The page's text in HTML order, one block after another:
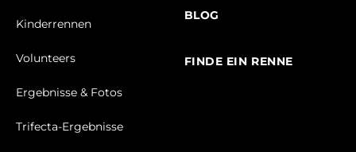
Kinderrennen
Volunteers
Ergebnisse & Fotos
Trifecta-Ergebnisse
BLOG
FINDE EIN RENNE